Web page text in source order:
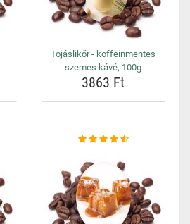
Tojáslikőr - koffeinmentes
szemes kávé, 100g
3863 Ft